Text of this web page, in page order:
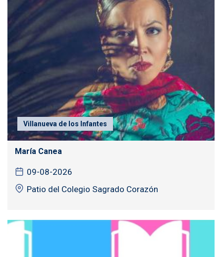
Villanueva de los Infantes
María Canea
09-08-2026
Patio del Colegio Sagrado Corazón